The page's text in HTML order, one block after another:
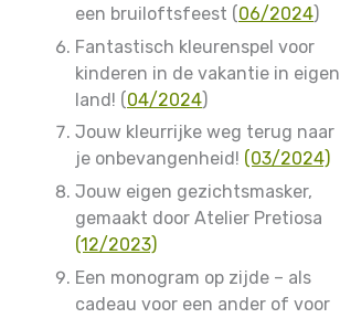
een bruiloftsfeest ( 06/2024)
Fantastisch kleurenspel voor
kinderen in de vakantie in eigen
land! (04/2024)
Jouw kleurrijke weg terug naar
je onbevangenheid! (03/2024)
Jouw eigen gezichtsmasker,
gemaakt door Atelier Pretiosa
(12/2023)
Een monogram op zijde – als
cadeau voor een ander of voor